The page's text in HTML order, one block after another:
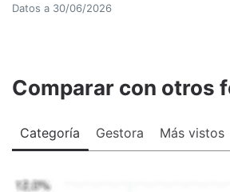
Datos a 30/06/2026
Comparar con otros
Categoría Gestora Más vistos